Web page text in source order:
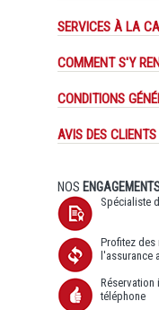
SERVICES À LA
COMMENT S'Y
CONDITIONS
AVIS DES CLIENTS
NOS
Spécialiste
Profitez des
l'assurance
Réservation
téléphone